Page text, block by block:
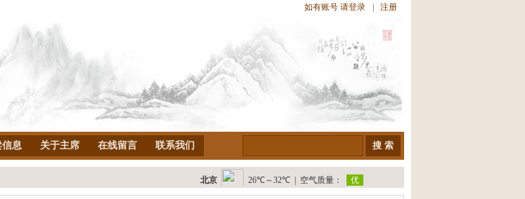
如有账号 请登录 注册
信息 关于主席 在线留言 联系我们